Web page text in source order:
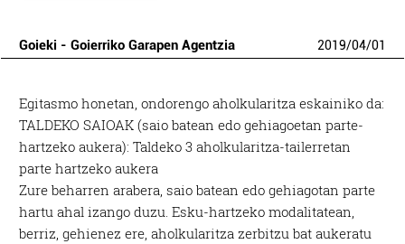
Goieki - Goierriko Garapen Agentzia 2019/04/01
Egitasmo honetan, ondorengo aholkularitza eskainiko da:
TALDEKO SAIOAK (saio batean edo gehiagoetan parte-
hartzeko aukera): Taldeko 3 aholkularitza-tailerretan
parte hartzeko aukera
Zure beharren arabera, saio batean edo gehiagotan parte
hartu ahal izango duzu. Esku-hartzeko modalitatean,
berriz, gehienez ere, aholkularitza zerbitzu bat aukeratu